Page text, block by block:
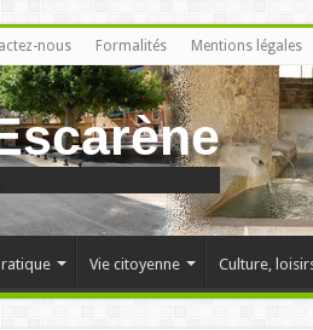
nous Formalités Mentions légales
Vie citoyenne Culture,